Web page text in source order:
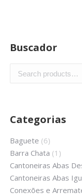
Buscador
Categorias
Baguete (6)
Barra Chata (1)
Cantoneiras Abas
Cantoneiras Abas
Conexões e